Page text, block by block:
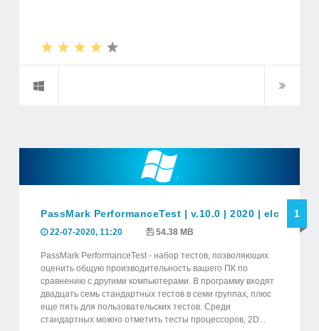
PassMark PerformanceTest | v.10.0 | 2020 | 1
22-07-2020, 11:20 54.38 MB
PassMark PerformanceTest - набор тестов, позволяющих
оценить общую производительность вашего ПК по
сравнению с другими компьютерами. В программу входят
двадцать семь стандартных тестов в семи группах, плюс
еще пять для пользовательских тестов. Среди
стандартных можно отметить тесты процессоров, 2D...